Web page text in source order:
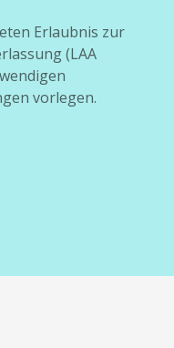
Erlaubnis zur
(LAA
vorlegen.